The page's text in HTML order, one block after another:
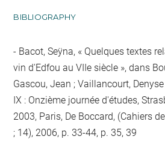
BIBLIOGRAPHY
Bacot, Seÿna, « Quelques textes
vin d'Edfou au VIIe siècle », dans
Gascou, Jean ; Vaillancourt,
IX : Onzième journée d'études,
2003, Paris, De Boccard, (Cahiers
; 14), 2006, p. 33-44, p. 35, 39